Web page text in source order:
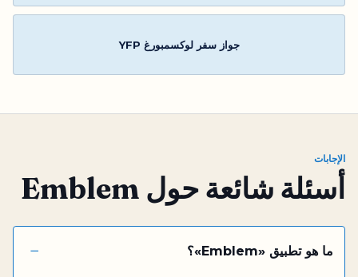
جواز سفر لوكسمبورغ YFP
الإجابات
أسئلة شائعة حول Emblem
ما هو تطبيق «Emblem»؟ −